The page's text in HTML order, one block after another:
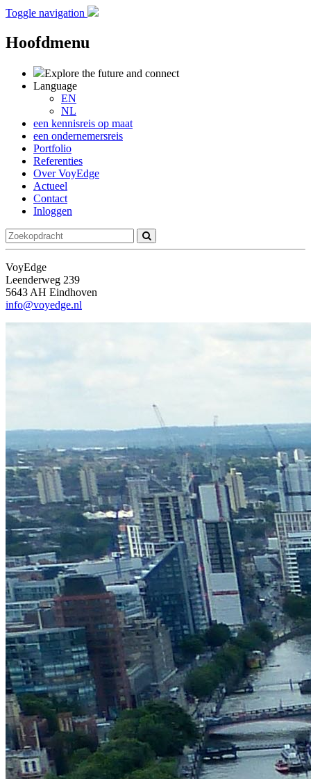
Toggle navigation
Hoofdmenu
Explore the future and connect
Language
EN
NL
een kennisreis op maat
een ondernemersreis
Portfolio
Referenties
Over VoyEdge
Actueel
Contact
Inloggen
VoyEdge
Leenderweg 239
5643 AH Eindhoven
info@voyedge.nl